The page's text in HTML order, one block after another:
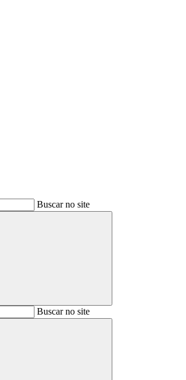
Buscar no site
BuscarBuscar no site